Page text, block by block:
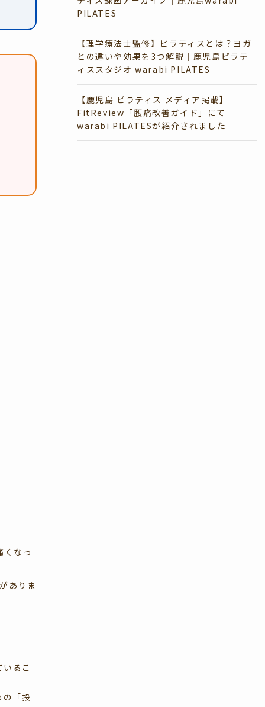
くなっ
ありま
るこ
の「投
PILATES
【理学療法士監修】ピラティスとは？ヨガ
との違いや効果を3つ解説｜鹿児島ピラテ
ィススタジオ warabi PILATES
【鹿児島 ピラティス メディア掲載】
FitReview「腰痛改善ガイド」にて
warabi PILATESが紹介されました